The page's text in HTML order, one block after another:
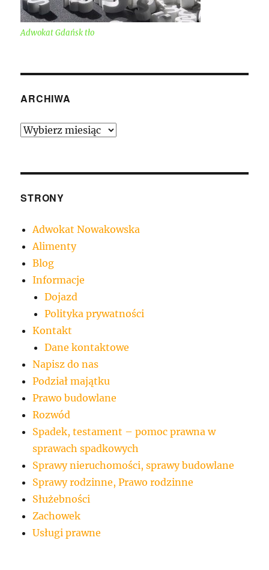
Adwokat Gdańsk tło
ARCHIWA
Archiwa
STRONY
Adwokat Nowakowska
Alimenty
Blog
Informacje
Dojazd
Polityka prywatności
Kontakt
Dane kontaktowe
Napisz do nas
Podział majątku
Prawo budowlane
Rozwód
Spadek, testament – pomoc prawna w
sprawach spadkowych
Sprawy nieruchomości, sprawy budowlane
Sprawy rodzinne, Prawo rodzinne
Służebności
Zachowek
Usługi prawne